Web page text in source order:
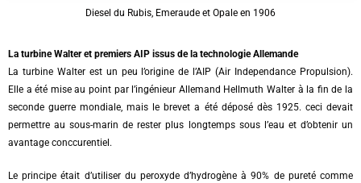
Diesel du Rubis, Emeraude et Opale en 1906
La turbine Walter et premiers AIP issus de la technologie Allemande
La turbine Walter est un peu l’origine de l’AIP (Air Independance Propulsion).
Elle a été mise au point par l’ingénieur Allemand Hellmuth Walter à la fin de la
seconde guerre mondiale, mais le brevet a été déposé dès 1925. ceci devait
permettre au sous-marin de rester plus longtemps sous l’eau et d’obtenir un
avantage conccurentiel.
Le principe était d’utiliser du peroxyde d’hydrogène à 90% de pureté comme